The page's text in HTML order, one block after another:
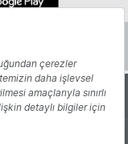
Yazarlar